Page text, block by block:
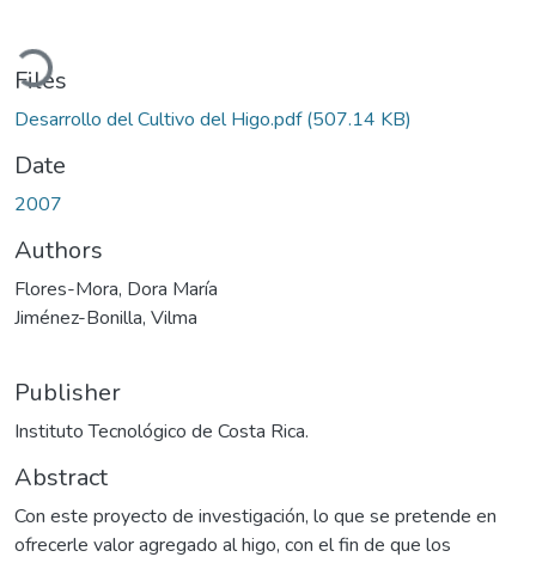
Files
Desarrollo del Cultivo del Higo.pdf(507.14 KB)
Date
2007
Authors
Flores-Mora, Dora María
Jiménez-Bonilla, Vilma
Publisher
Instituto Tecnológico de Costa Rica.
Abstract
Con este proyecto de investigación, lo que se pretende en
ofrecerle valor agregado al higo, con el fin de que los